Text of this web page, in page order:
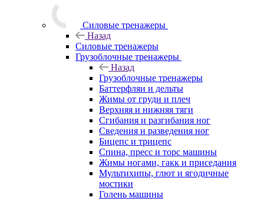
Силовые тренажеры
Назад
Силовые тренажеры
Грузоблочные тренажеры
Назад
Грузоблочные тренажеры
Баттерфляи и дельты
Жимы от груди и плеч
Верхняя и нижняя тяги
Сгибания и разгибания ног
Сведения и разведения ног
Бицепс и трицепс
Спина, пресс и торс машины
Жимы ногами, гакк и приседания
Мультихипы, глют и ягодичные
мостики
Голень машины